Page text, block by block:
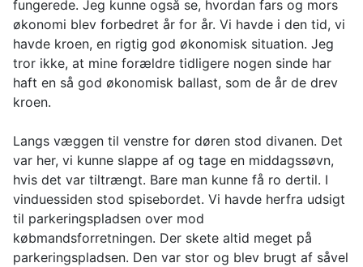
fungerede. Jeg kunne også se, hvordan fars og mors
økonomi blev forbedret år for år. Vi havde i den tid, vi
havde kroen, en rigtig god økonomisk situation. Jeg
tror ikke, at mine forældre tidligere nogen sinde har
haft en så god økonomisk ballast, som de år de drev
kroen.
Langs væggen til venstre for døren stod divanen. Det
var her, vi kunne slappe af og tage en middagssøvn,
hvis det var tiltrængt. Bare man kunne få ro dertil. I
vinduessiden stod spisebordet. Vi havde herfra udsigt
til parkeringspladsen over mod
købmandsforretningen. Der skete altid meget på
parkeringspladsen. Den var stor og blev brugt af såvel